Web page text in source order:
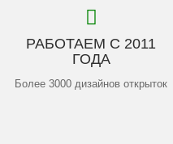
РАБОТАЕМ С 2011
ГОДА
Более 3000 дизайнов открыток